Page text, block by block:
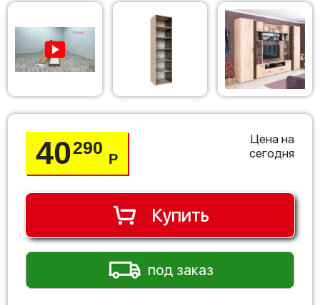
40290
Р
Цена на
сегодня
Купить
под заказ